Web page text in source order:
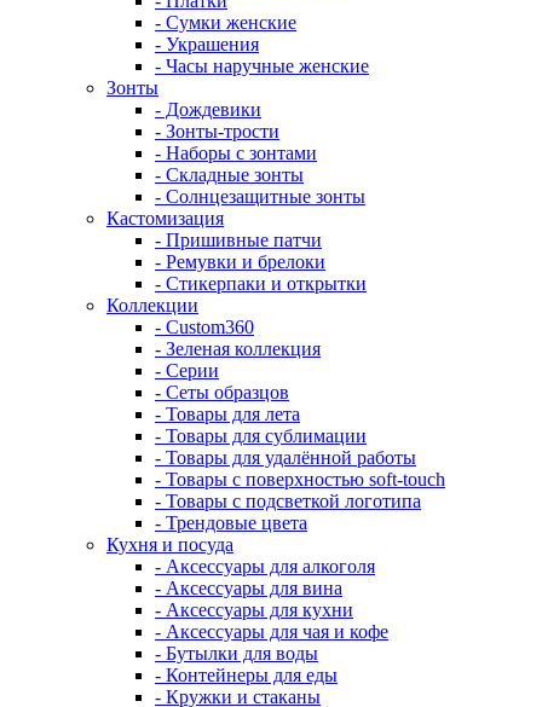
- Сумки женские
- Украшения
- Часы наручные женские
Зонты
- Дождевики
- Зонты-трости
- Наборы с зонтами
- Складные зонты
- Солнцезащитные зонты
Кастомизация
- Пришивные патчи
- Ремувки и брелоки
- Стикерпаки и открытки
Коллекции
- Custom360
- Зеленая коллекция
- Серии
- Сеты образцов
- Товары для лета
- Товары для сублимации
- Товары для удалённой работы
- Товары с поверхностью soft-touch
- Товары с подсветкой логотипа
- Трендовые цвета
Кухня и посуда
- Аксессуары для алкоголя
- Аксессуары для вина
- Аксессуары для кухни
- Аксессуары для чая и кофе
- Бутылки для воды
- Контейнеры для еды
- Кружки и стаканы